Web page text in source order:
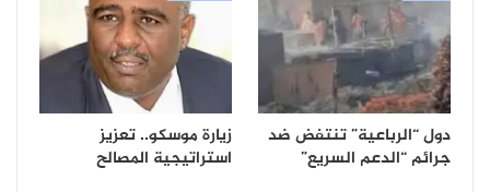
دول “الرباعية” تنتفض ضد
جرائم “الدعم السريع”
زيارة موسكو.. تعزيز
استراتيجية المصالح